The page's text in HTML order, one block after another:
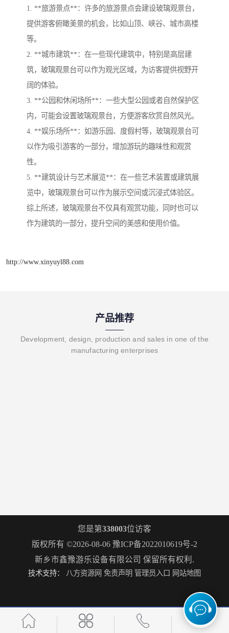
1. **旅游景点**：许多的旅游景点会建设玻璃观景台，
提供游客俯瞰美景的机会，比如山顶、峡谷、城市高楼
等。
2. **城市建筑**：在一些现代建筑中，特别是高层建
筑，玻璃观景台可以作为观光区域，为访客提供视野开
阔的体验。
3. **公园和休闲场所**：一些大型公园或者自然保护区
内，可能会设置玻璃观景台，方便游客欣赏自然风光。
4. **娱乐场所**：如游乐园、度假村等，玻璃观景台可
以作为吸引游客的一部分，增加游玩的趣味性和观赏
性。
5. **建筑设计与艺术展览**：在一些艺术装置或建筑展
览中，玻璃观景台可以作为展示空间或沉浸式体验区。
综上所述，玻璃观景台不仅具有观赏功能，同时也可以
作为建筑的一部分，提升空间的美感和使用价值。
http://www.xinyuyl88.com
产品推荐
Development, design, production and sales in one of the
manufacturing enterprises
您是第338003位访客
版权所有 ©2026-08-06 豫ICP备2022010619号-2
新乡市鑫豫游乐设备有限公司 保留所有权利.
技术支持： 八方资源网 免责声明 管理员入口 网站地图